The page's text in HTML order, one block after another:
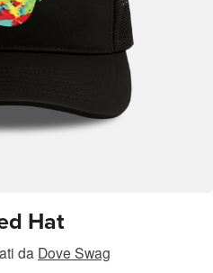
Hat
da Dove Swag